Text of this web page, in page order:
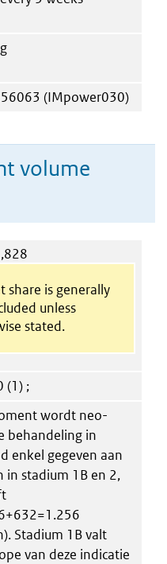
(IMpower030)
volume
share is generally
unless
stated.
(1) ;
wordt neo-
behandeling in
enkel gegeven aan
in stadium 1B en 2,
Stadium 1B valt
van deze indicatie